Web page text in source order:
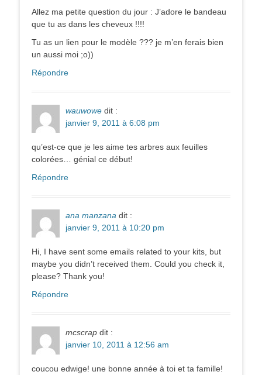
Allez ma petite question du jour : J’adore le bandeau
que tu as dans les cheveux !!!!
Tu as un lien pour le modèle ??? je m’en ferais bien
un aussi moi ;o))
Répondre
wauwowe dit :
janvier 9, 2011 à 6:08 pm
qu’est-ce que je les aime tes arbres aux feuilles
colorées… génial ce début!
Répondre
ana manzana dit :
janvier 9, 2011 à 10:20 pm
Hi, I have sent some emails related to your kits, but
maybe you didn’t received them. Could you check it,
please? Thank you!
Répondre
mcscrap dit :
janvier 10, 2011 à 12:56 am
coucou edwige! une bonne année à toi et ta famille!